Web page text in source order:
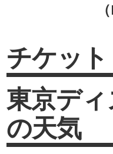
チケット
東京デ
の天気